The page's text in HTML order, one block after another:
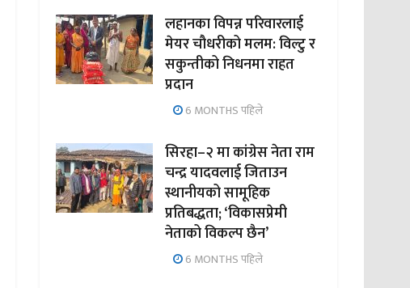
लहानका विपन्न परिवारलाई
मेयर चौधरीको मलम: विल्टु र
सकुन्तीको निधनमा राहत
प्रदान
6 MONTHS पहिले
सिरहा–२ मा कांग्रेस नेता राम
चन्द्र यादवलाई जिताउन
स्थानीयको सामूहिक
प्रतिबद्धता; ‘विकासप्रेमी
नेताको विकल्प छैन’
6 MONTHS पहिले